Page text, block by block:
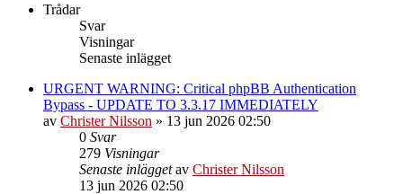
Trådar
Svar
Visningar
Senaste inlägget
URGENT WARNING: Critical phpBB Authentication
Bypass - UPDATE TO 3.3.17 IMMEDIATELY
av Christer Nilsson » 13 jun 2026 02:50
0 Svar
279 Visningar
Senaste inläggetav Christer Nilsson
13 jun 2026 02:50